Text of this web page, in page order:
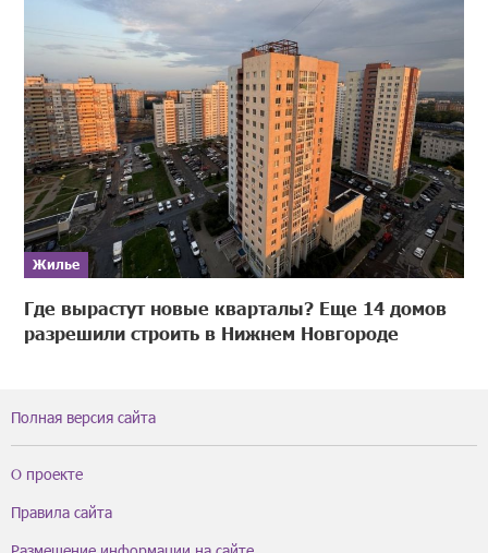
Жилье
Где вырастут новые кварталы? Еще 14 домов
разрешили строить в Нижнем Новгороде
Полная версия сайта
О проекте
Правила сайта